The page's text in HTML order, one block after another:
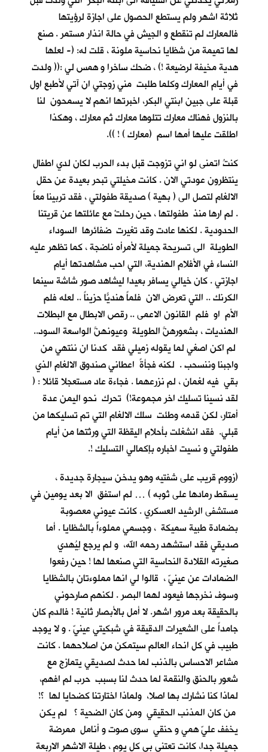
ثلاثة اشهر ولم يستطع الحصول على اجازة لرؤيتها
فالمعارك لم تنقطع و الجيش في حالة انذار مستمر . صنع
لها تميمة من شظايا نحاسية ملونة ، قلت له: (- لعلها
هدية مخيفة لرضيعة !) ، ضحك ساخرا و همس لي :(( ولدت
في أيام المعارك وكلما طلبت مني زوجتي ان آتي لأطبع اول
قبلة على جبين ابنتي البكر، اخبرتها انهم لا يسمحون لنا
بالنزول فهناك معارك تتلوها معارك ثم معارك ، وهكذا
اطلقت عليها أمها اسم (معارك ) ! )).
كنتُ اتمنى لو اني تزوجت قبل بدء الحرب لكان لدي اطفال
ينتظرون عودتي الان . كانت مخيلتي تبحر بعيدة عن حقل
الالغام لتصل الى ( بهية ) صديقة طفولتي ، فقد تربينا معاً
. لم ارها منذ طفولتها ، حين رحلتْ مع عائلتها عن قريتنا
الحدودية . لكنها عادت وقد تغيرت ضفائرها السوداء
الطويلة الى تسريحة جميلة لأمرأه ناضجة ، كما تظهر عليه
النساء في الأفلام الهندية، التي احب مشاهدتها أيام
اجازتي . كان خيالي يسافر بعيدا ليشاهد صور شاشة سينما
الكرنك .. التي تعرض الان فلماً هنديّاً حزيناً .. لعله فلم
الأم او فلم القانون الاعمى .. رقص الابطال مع البطلات
الهنديات ، بشعورهنَّ الطويلة وعيونهنَّ الواسعة السود..
لم اكن اصغي لما يقوله زميلي فقد كدنا ان ننتهي من
واجبنا وننسحب . لكنه فجأةً اعطاني صندوق الالغام الذي
بقي فيه لغمان ، لم نزرعهما . فجاءة عاد مستعجلا قائلا : (
لقد نسينا تسليك اخر مجموعة!) تحرك نحو اليمن عدة
أمتار، لكن قدمه وطئت سلك الالغام التي تم تسليكها من
قبلي. فقد انشغلت بأحلام اليقظة التي ورثتها من أيام
طفولتي و نسيت اخباره بإكمالي التسليك !.
(زووم قريب على شفتيه وهو يدخن سيجارة جديدة ،
يسقط رمادها على ثوبه ) … لم استفق الا بعد يومين في
مستشفى الرشيد العسكري . كانت عيوني معصوبة
بضمادة طبية سميكة ، وجسمي مملوءاً بالشظايا . أما
صديقي فقد استشهد رحمه الله، و لم يرجع لِيُهدي
صغيرته القلادة النحاسية التي صنعها لها ! حين رفعوا
الضمادات عن عينيّ ، قالوا لي انها مملوءتان بالشظايا
وسوف نخرجها فيعود لهما البصر . لكنهم صارحوني
بالحقيقة بعد مرور اشهر. لا أمل بالأبصار ثانية ! فالدم كان
جامداً على الشعيرات الدقيقة في شبكيتي عينيّ . و لا يوجد
طبيب في كل انحاء العالم سيتمكن من اصلاحهما . كانت
مشاعر الاحساس بالذنب لما حدث لصديقي يتمازج مع
شعور بالحنق والنقمة لما حدث لنا بسبب حرب لم افهم،
لماذا كنا نشارك بها اصلا، ولماذا اختارتنا كضحايا لها ؟!
من كان المذنب الحقيقي ومن كان الضحية ؟ لم يكن
يخفف عليّ همي و حنقي سوى صوت و أنامل ممرضة
جميلة جدا، كانت تعتني بي كل يوم ، طيلة الاشهر الاربعة